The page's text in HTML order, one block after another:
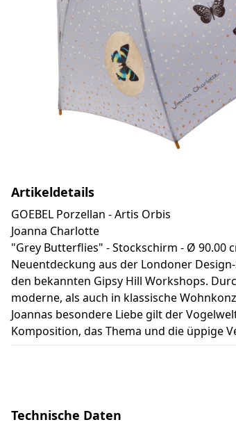
Artikeldetails
GOEBEL Porzellan - Artis Orbis
Joanna Charlotte
"Grey Butterflies" - Stockschirm - Ø 90.00
Neuentdeckung aus der Londoner
den bekannten Gipsy Hill Workshops.
moderne, als auch in klassische
Joannas besondere Liebe gilt der
Komposition, das Thema und die üppige
Technische Daten